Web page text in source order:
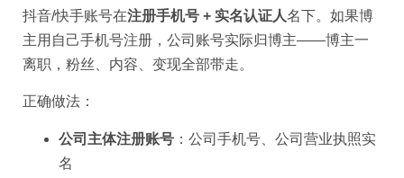
抖音/快手账号在注册手机号 + 实名认证人名下。如果博
主用自己手机号注册，公司账号实际归博主——博主一
离职，粉丝、内容、变现全部带走。
正确做法：
公司主体注册账号 ：公司手机号、公司营业执照实
名